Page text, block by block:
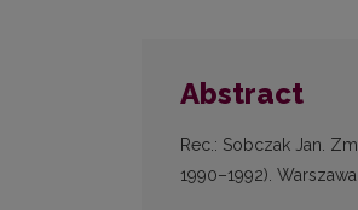
Abstract
Rec.: Sobczak Jan.
1990–1992).